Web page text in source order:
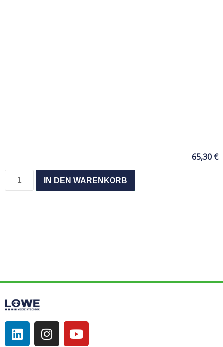
65,30€
IN DEN WARENKORB